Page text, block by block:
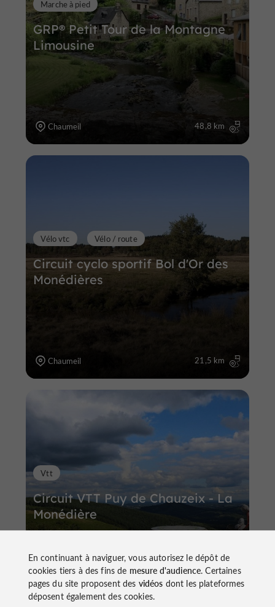
GRP® Petit Tour de la Montagne
Limousine
Marche à pied
Chaumeil 48,8 km
Circuit cyclo sportif Bol d'Or des
Monédières
Vélo vtc Vélo / route
Chaumeil 21,5 km
Circuit VTT Puy de Chauzeix - La
Monédière
Vtt
Chaumeil
En continuant à naviguer, vous autorisez le dépôt de
cookies tiers à des fins de mesure d'audience. Certaines
pages du site proposent des vidéos dont les plateformes
déposent également des cookies.